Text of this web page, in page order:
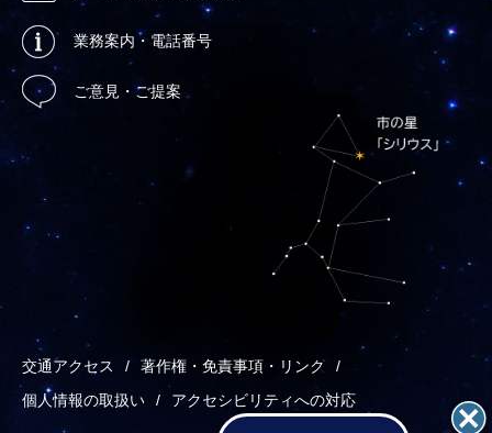
業務案内・電話番号
ご意見・ご提案
交通アクセス
著作権・免責事項・リンク
個人情報の取扱い
アクセシビリティへの対応